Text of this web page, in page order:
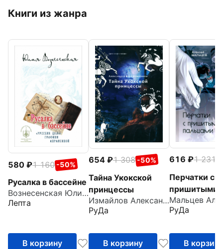
Книги из жанра
580 1 160 -50%
Русалка в бассейне
Вознесенская Юлия Николаевна
Лепта
В корзину
654 1 308 -50%
Тайна Укокской
принцессы
Измайлов Александр
РуДа
В корзину
616 1 231
Перчатки с
пришитыми
пальцами
РуДа
В корзину